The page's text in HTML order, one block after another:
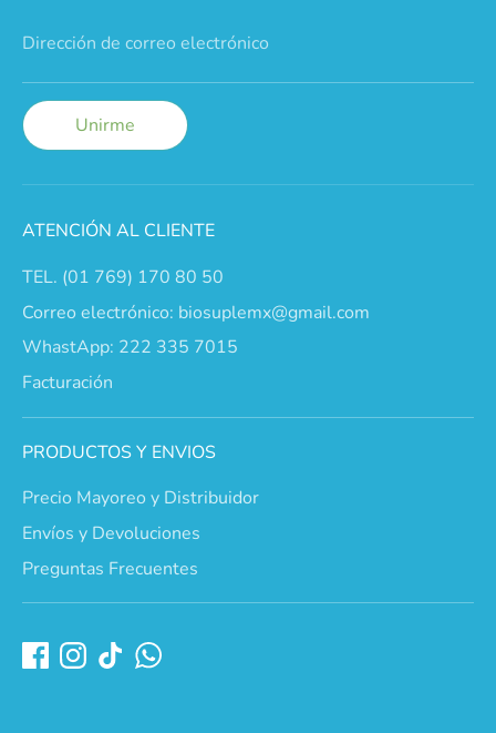
Dirección de correo electrónico
Unirme
ATENCIÓN AL CLIENTE
TEL. (01 769) 170 80 50
Correo electrónico: biosuplemx@gmail.com
WhastApp: 222 335 7015
Facturación
PRODUCTOS Y ENVIOS
Precio Mayoreo y Distribuidor
Envíos y Devoluciones
Preguntas Frecuentes